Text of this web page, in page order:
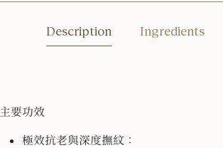
Description Ingredients
主要功效
極效抗老與深度撫紋：